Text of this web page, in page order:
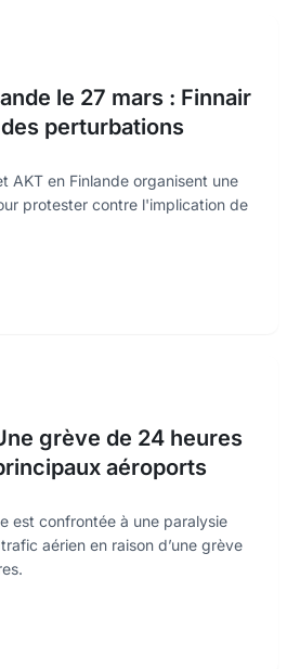
le 27 mars : Finnair
perturbations
AKT en Finlande organisent une
protester contre l'implication de
grève de 24 heures
aéroports
est confrontée à une paralysie
aérien en raison d’une grève